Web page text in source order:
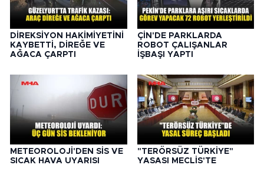
DİREKSİYON HAKİMİYETİNİ
KAYBETTİ, DİREĞE VE
AĞACA ÇARPTI
ÇİN'DE PARKLARDA
ROBOT ÇALIŞANLAR
İŞBAŞI YAPTI
METEOROLOJİ'DEN SİS VE
SICAK HAVA UYARISI
"TERÖRSÜZ TÜRKİYE"
YASASI MECLİS'TE